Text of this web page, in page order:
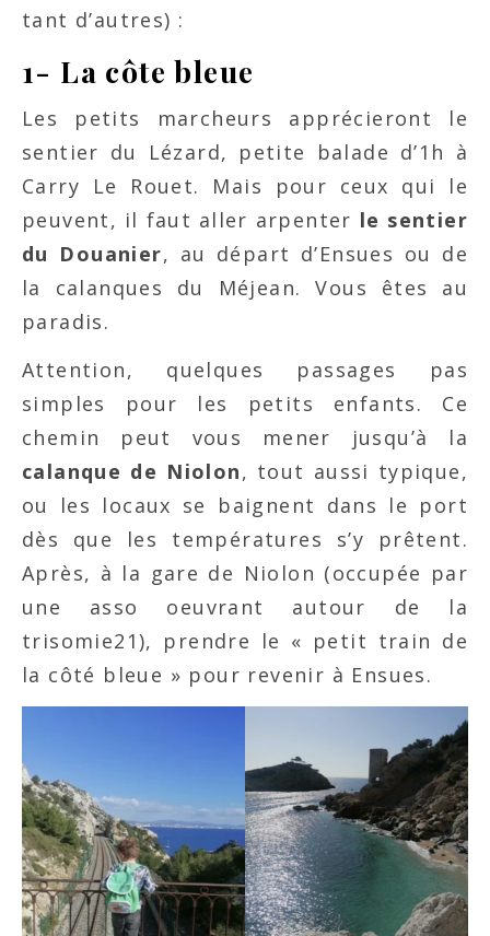
tant d’autres) :
1- La côte bleue
Les petits marcheurs apprécieront le
sentier du Lézard, petite balade d’1h à
Carry Le Rouet. Mais pour ceux qui le
peuvent, il faut aller arpenter le sentier
du Douanier, au départ d’Ensues ou de
la calanques du Méjean. Vous êtes au
paradis.
Attention, quelques passages pas
simples pour les petits enfants. Ce
chemin peut vous mener jusqu’à la
calanque de Niolon, tout aussi typique,
ou les locaux se baignent dans le port
dès que les températures s’y prêtent.
Après, à la gare de Niolon (occupée par
une asso oeuvrant autour de la
trisomie21), prendre le « petit train de
la côté bleue » pour revenir à Ensues.